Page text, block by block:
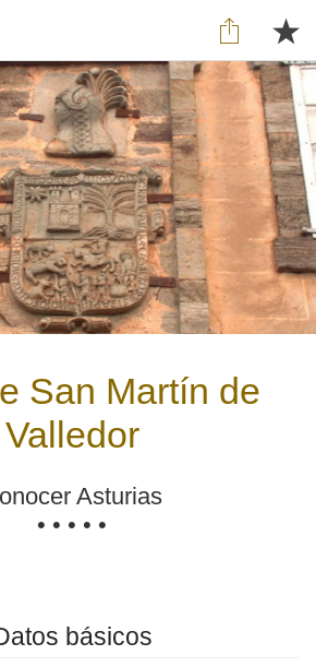
San Martín de
Valledor
Asturias
• • • • •
básicos